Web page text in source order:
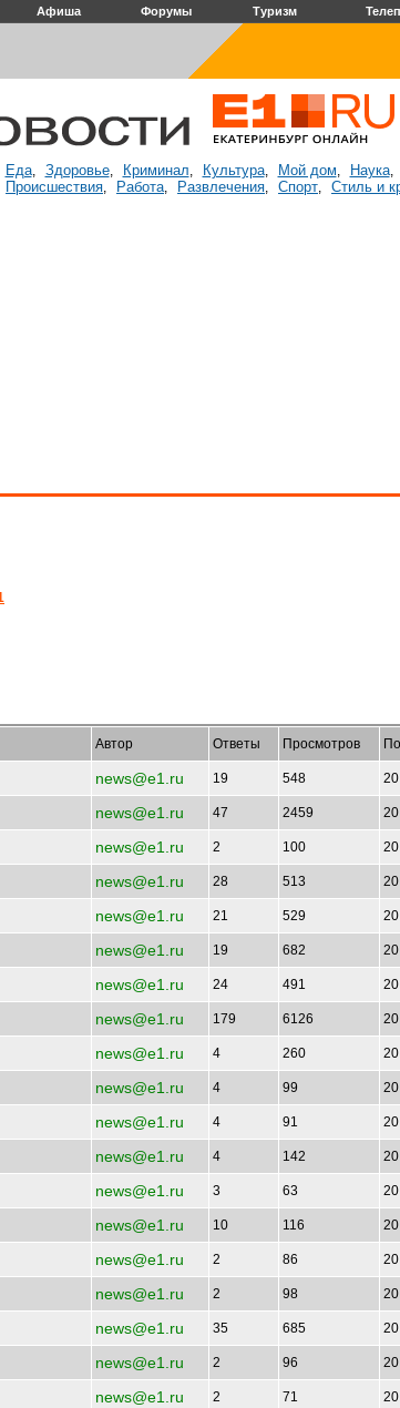
Афиша Форумы Туризм
Еда, Здоровье, Криминал, Культура, Мой дом, Наука,
Происшествия, Работа, Развлечения, Спорт, Стиль и
Автор Ответы Просмотров
news@e1.ru 19 548
news@e1.ru 47 2459
news@e1.ru 2 100
news@e1.ru 28 513
news@e1.ru 21 529
news@e1.ru 19 682
news@e1.ru 24 491
news@e1.ru 179 6126
news@e1.ru 4 260
news@e1.ru 4 99
news@e1.ru 4 91
news@e1.ru 4 142
news@e1.ru 3 63
news@e1.ru 10 116
news@e1.ru 2 86
news@e1.ru 2 98
news@e1.ru 35 685
news@e1.ru 2 96
news@e1.ru 2 71